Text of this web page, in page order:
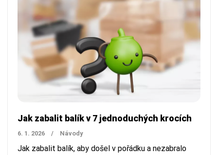
Jak zabalit balík v 7 jednoduchých krocích
6. 1. 2026 / Návody
Jak zabalit balík, aby došel v pořádku a nezabralo